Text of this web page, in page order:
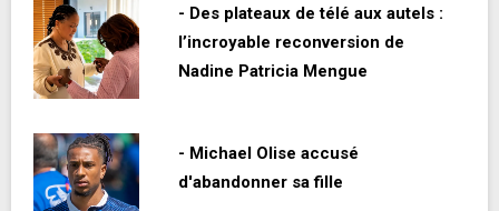
- Des plateaux de télé aux autels :
l’incroyable reconversion de
Nadine Patricia Mengue
- Michael Olise accusé
d'abandonner sa fille